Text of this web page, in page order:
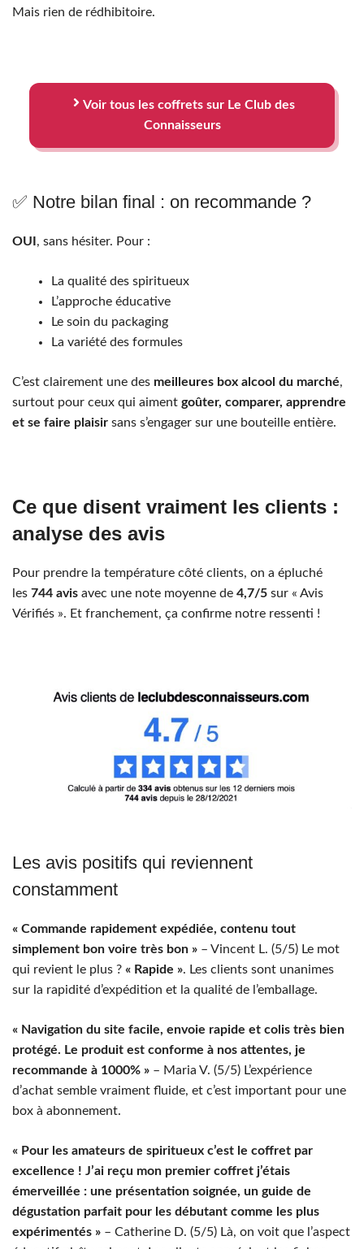
Mais rien de rédhibitoire.
Voir tous les coffrets sur Le Club des
Connaisseurs
✅ Notre bilan final : on recommande ?
OUI, sans hésiter. Pour :
La qualité des spiritueux
L’approche éducative
Le soin du packaging
La variété des formules
C’est clairement une des meilleures box alcool du marché,
surtout pour ceux qui aiment goûter, comparer, apprendre
et se faire plaisir sans s’engager sur une bouteille entière.
Ce que disent vraiment les clients :
analyse des avis
Pour prendre la température côté clients, on a épluché
les 744 avis avec une note moyenne de 4,7/5 sur « Avis
Vérifiés ». Et franchement, ça confirme notre ressenti !
Les avis positifs qui reviennent
constamment
« Commande rapidement expédiée, contenu tout
simplement bon voire très bon » – Vincent L. (5/5) Le mot
qui revient le plus ? « Rapide ». Les clients sont unanimes
sur la rapidité d’expédition et la qualité de l’emballage.
« Navigation du site facile, envoie rapide et colis très bien
protégé. Le produit est conforme à nos attentes, je
recommande à 1000% » – Maria V. (5/5) L’expérience
d’achat semble vraiment fluide, et c’est important pour une
box à abonnement.
« Pour les amateurs de spiritueux c’est le coffret par
excellence ! J’ai reçu mon premier coffret j’étais
émerveillée : une présentation soignée, un guide de
dégustation parfait pour les débutant comme les plus
expérimentés » – Catherine D. (5/5) Là, on voit que l’aspect